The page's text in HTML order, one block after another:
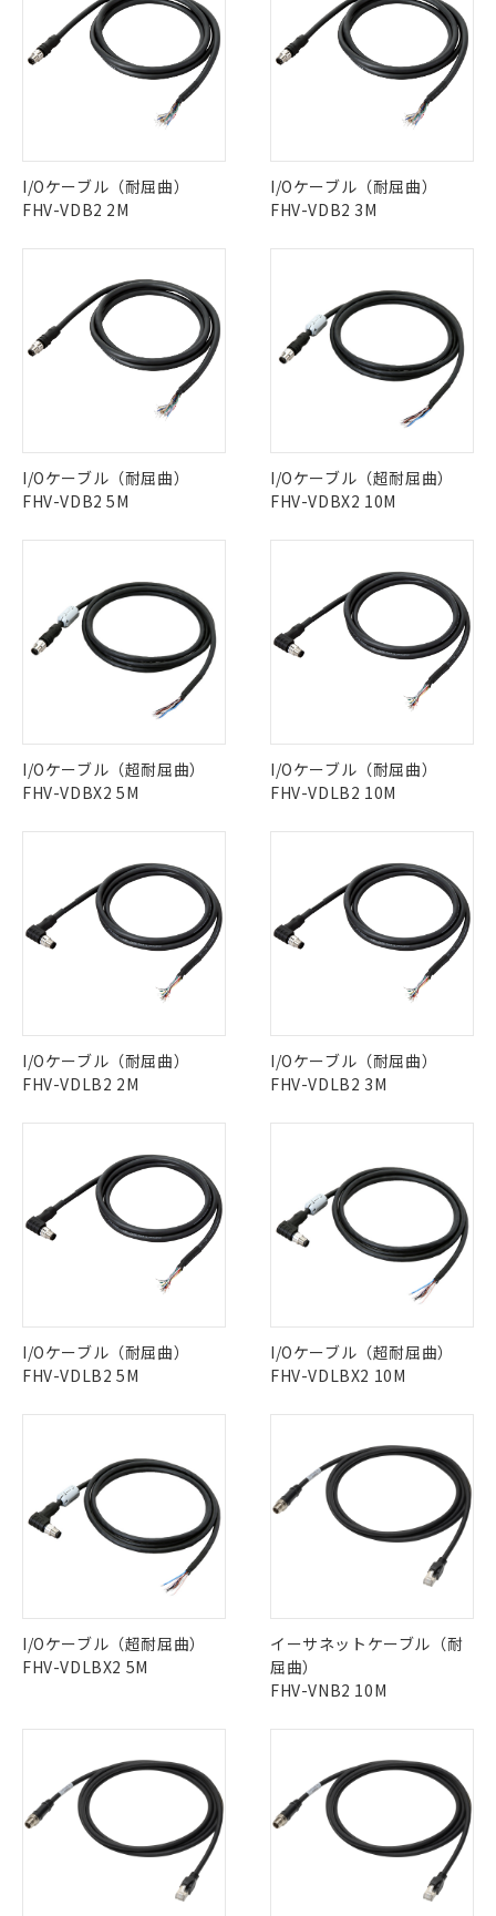
I/Oケーブル（耐屈曲）
FHV-VDB2 2M
I/Oケーブル（耐屈曲）
FHV-VDB2 3M
I/Oケーブル（耐屈曲）
FHV-VDB2 5M
I/Oケーブル（超耐屈曲）
FHV-VDBX2 10M
I/Oケーブル（超耐屈曲）
FHV-VDBX2 5M
I/Oケーブル（耐屈曲）
FHV-VDLB2 10M
I/Oケーブル（耐屈曲）
FHV-VDLB2 2M
I/Oケーブル（耐屈曲）
FHV-VDLB2 3M
I/Oケーブル（耐屈曲）
FHV-VDLB2 5M
I/Oケーブル（超耐屈曲）
FHV-VDLBX2 10M
I/Oケーブル（超耐屈曲）
FHV-VDLBX2 5M
イーサネットケーブル（耐
屈曲）
FHV-VNB2 10M
ご利用条件
以下の条件をお読みいただき、同意のうえ
ご利用ください。
本サービスは、当社制御機器事業取扱
商品の当社在庫状況および標準価格
(税抜)を提供させていただくもので
す。
本サービスの対象外となる商品もある
ことをご了承ください。
在庫状況および標準価格照会結果は、
記載している更新日時点での社内デー
タに基づき作成されるものであり、閲
覧された時点での実際の在庫および標
準価格とは異なる場合があることをご
了承ください。
正式な納期状況および標準価格はお客
様のお取引先、またはお客様担当のオ
ムロン制御機器販売店・当社販売員に
オムロン制御機器販売店や当社販売拠
点は「販売ネットワーク
」をご確認
ください。
在庫状況および標準価格結果を当社の
事前の承諾なく第三者に漏洩または開
示しないようお願いします。
マイパーツ機能（部品リスト作成サー
ビス）をご利用いただくには、I-Web
※1 対応状況
対応済み：EU RoHS指令（10物質）の
す。
対応予定：EU RoHS指令（10物質）の非含
有に対応した製品に切り替える予定のある
商品です。
対応予定なし：EU RoHS指令（10物質）の
非含有に非対応の商品で、対応品を出す予
調査・確認中：EU RoHS指令（10物質）の
非含有の対応状況を調査中または確認中の
商品です。
仕入先様の事情により、非含有部品として
いたものが、含有品と判明した場合などや
むを得ず変更することがあります。
*EU RoHS指令（10物質）：
鉛(Pb) 1000ppm以下、 水銀(Hg) 1000ppm以下、 カド
ミウム(Cd) 100ppm以下、
六価クロム(Cr(Ⅵ)) 1000ppm以下、ポリ臭化ビフェニル
(PBDE) 1000ppm以下、フタル酸ビス(2-エチルヘキシ
ル) (DEHP)(別名：DOP) 1000ppm以下、フタル酸ブチ
ルベンジル（BBP） 1000ppm以下、フタル酸ジブチル
（DBP） 1000ppm以下、フタル酸ジイソブチル
図的な使用がないことを確認しています。
※2 対応予定月
部品在庫の切り替え状況などにより、予定
月が前後することがあります。
※1 中国RoHS○×表
基準値以下であることを示します。
「×」：最大均質材料含有率が中国RoHSの
基準値を超えていることを示します。
「－」：未確認です。当社販売部門へお問
い合わせください。
*中国RoHS10物質の基準値 (GB/T26572)：
Pb(鉛) :1000ppm、 Hg(水銀) : 1000ppm、 Cd(カドミウ
ム) : 100ppm、
ル類) : 1000ppm、
DBP(フタル酸ジブチル) : 1000ppm、 DIBP(フタル酸ジ
イソブチル) : 1000ppm、 BBP(フタル酸ブチルベンジ
※2 環境保護使用期限
「ｅ」：有害物質（10物質）のすべてが基
準値以下であることを示します。
「10」：通常の使用状況下において有害物
質が外部に漏えいし、環境に深刻な影響を
当社は、これら貴社製品のうち、外国
為替および外国貿易法に定める商品
（以下｢規制貨物等」という）を輸出
または国外への提供する場合は、日本
国政府の輸出許可(または役務取引許
可)を取得するなどの必要な手続きを
とります。
当社は規制貨物を破棄する場合は、完
全に破砕するなど、違法に輸出されな
いよう必要な手段を講じます。
ル、化学兵器、生物兵器またはその他
使用いたしません。
当社は、貴社製品を第三者に販売する
場合は、上記1、2および3の内容を当
該第三者に通知します。また当社は、
販売先および販売に係わる関係者が違
法に輸出するおそれがある場合は、取
記
説明
△ 一定数には満たないが在庫あり
－
在庫なし(最新の在庫状況につ
いては、お客様のお取引先、ま
たはお客様担当のオムロン制御
機器販売店・当社販売員にご確
認ください)
受注生産機種、また在庫状況の
情報を公開していない機種